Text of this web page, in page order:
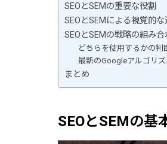
SEOとSEMの重要な役割
SEOとSEMによる視覚的な
SEOとSEMの戦略の組み
どちらを使用するかの判
最新のGoogleアルゴリ
まとめ
SEOとSEMの基